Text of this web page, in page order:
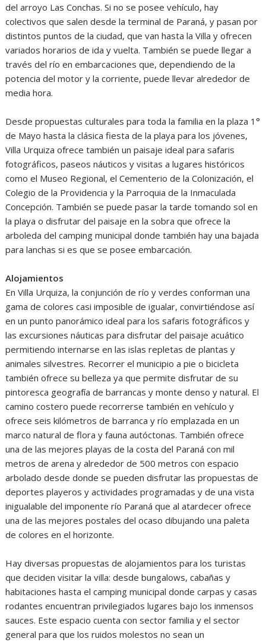
del arroyo Las Conchas. Si no se posee vehículo, hay
colectivos que salen desde la terminal de Paraná, y pasan por
distintos puntos de la ciudad, que van hasta la Villa y ofrecen
variados horarios de ida y vuelta. También se puede llegar a
través del río en embarcaciones que, dependiendo de la
potencia del motor y la corriente, puede llevar alrededor de
media hora.
Desde propuestas culturales para toda la familia en la plaza 1°
de Mayo hasta la clásica fiesta de la playa para los jóvenes,
Villa Urquiza ofrece también un paisaje ideal para safaris
fotográficos, paseos náuticos y visitas a lugares históricos
como el Museo Regional, el Cementerio de la Colonización, el
Colegio de la Providencia y la Parroquia de la Inmaculada
Concepción. También se puede pasar la tarde tomando sol en
la playa o disfrutar del paisaje en la sobra que ofrece la
arboleda del camping municipal donde también hay una bajada
para lanchas si es que se posee embarcación.
Alojamientos
En Villa Urquiza, la conjunción de río y verdes conforman una
gama de colores casi imposible de igualar, convirtiéndose así
en un punto panorámico ideal para los safaris fotográficos y
las excursiones náuticas para disfrutar del paisaje acuático
permitiendo internarse en las islas repletas de plantas y
animales silvestres. Recorrer el municipio a pie o bicicleta
también ofrece su belleza ya que permite disfrutar de su
pintoresca geografía de barrancas y monte denso y natural. El
camino costero puede recorrerse también en vehículo y
ofrece seis kilómetros de barranca y río emplazada en un
marco natural de flora y fauna autóctonas. También ofrece
una de las mejores playas de la costa del Paraná con mil
metros de arena y alrededor de 500 metros con espacio
arbolado desde donde se pueden disfrutar las propuestas de
deportes playeros y actividades programadas y de una vista
inigualable del imponente río Paraná que al atardecer ofrece
una de las mejores postales del ocaso dibujando una paleta
de colores en el horizonte.
Hay diversas propuestas de alojamientos para los turistas
que deciden visitar la villa: desde bungalows, cabañas y
habitaciones hasta el camping municipal donde carpas y casas
rodantes encuentran privilegiados lugares bajo los inmensos
sauces. Este espacio cuenta con sector familia y el sector
general para que los ruidos molestos no sean un